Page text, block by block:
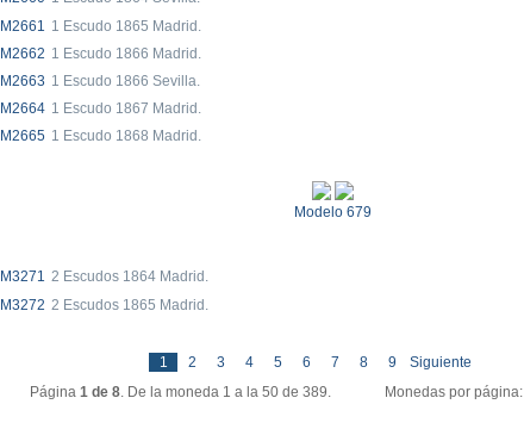
M2661
1 Escudo 1865 Madrid.
M2662 1 Escudo 1866 Madrid.
M2663 1 Escudo 1866 Sevilla.
M2664 1 Escudo 1867 Madrid.
M2665 1 Escudo 1868 Madrid.
Modelo 679
M3271
2 Escudos 1864 Madrid.
M3272 2 Escudos 1865 Madrid.
1 2 3 4 5 6 7 8 9 Siguiente
Página 1 de 8. De la moneda 1 a la 50 de 389. Monedas por página: